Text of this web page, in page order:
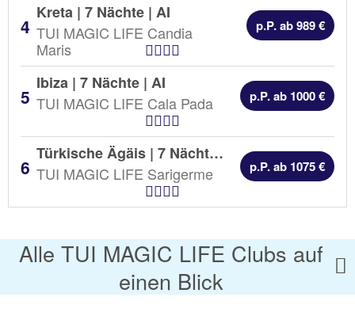
Kreta | 7 Nächte | AI
TUI MAGIC LIFE Candia
Maris
p.P. ab 989 €
Ibiza | 7 Nächte | AI
TUI MAGIC LIFE Cala Pada
p.P. ab 1000 €
Türkische Ägäis | 7 Nächte |
AI
TUI MAGIC LIFE Sarigerme
p.P. ab 1075 €
Alle TUI MAGIC LIFE Clubs auf
einen Blick